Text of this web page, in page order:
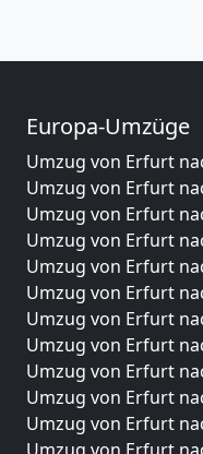
Europa-Umzüge
Umzug von Erfurt
Umzug von Erfurt
Umzug von Erfurt
Umzug von Erfurt
Umzug von Erfurt
Umzug von Erfurt
Umzug von Erfurt
Umzug von Erfurt
Umzug von Erfurt
Umzug von Erfurt
Umzug von Erfurt
Umzug von Erfurt